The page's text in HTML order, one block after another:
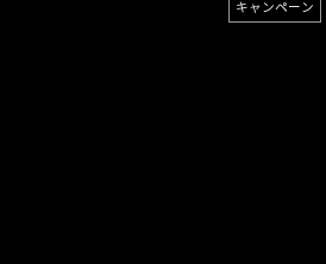
キャンペーン